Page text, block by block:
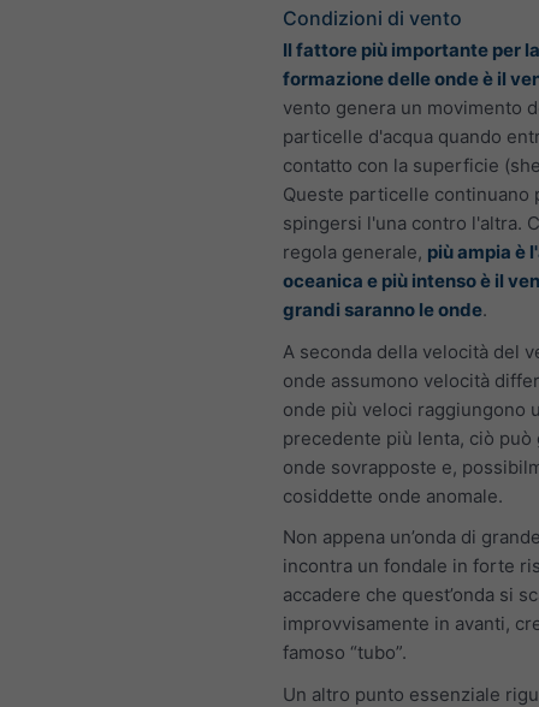
Condizioni di vento
Il fattore più importante per la
formazione delle onde è il
vento genera un movimento
particelle d'acqua quando
contatto con la superficie
Queste particelle continuano
spingersi l'una contro l'altra.
regola generale, più ampia è
oceanica e più intenso è il
grandi saranno le onde.
A seconda della velocità del
onde assumono velocità
onde più veloci raggiungono
precedente più lenta, ciò può
onde sovrapposte e,
cosiddette onde anomale.
Non appena un’onda di
incontra un fondale in forte
accadere che quest’onda si
improvvisamente in avanti,
famoso “tubo”.
Un altro punto essenziale